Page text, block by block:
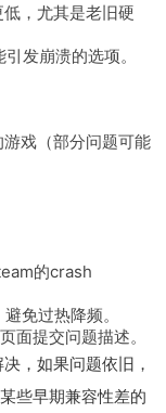
，尤其是老旧硬
发崩溃的选项。
戏（部分问题可能
的crash
免过热降频。
面提交问题描述。
，如果问题依旧，
些早期兼容性差的